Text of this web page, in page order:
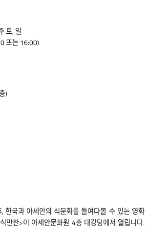
토, 일
또는 16:00)
)
한국과 아세안의 식문화를 들여다볼 수 있는 영화
만찬>이 아세안문화원 4층 대강당에서 열립니다.